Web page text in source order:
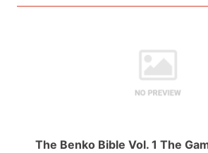
The Benko Bible Vol. 1 The